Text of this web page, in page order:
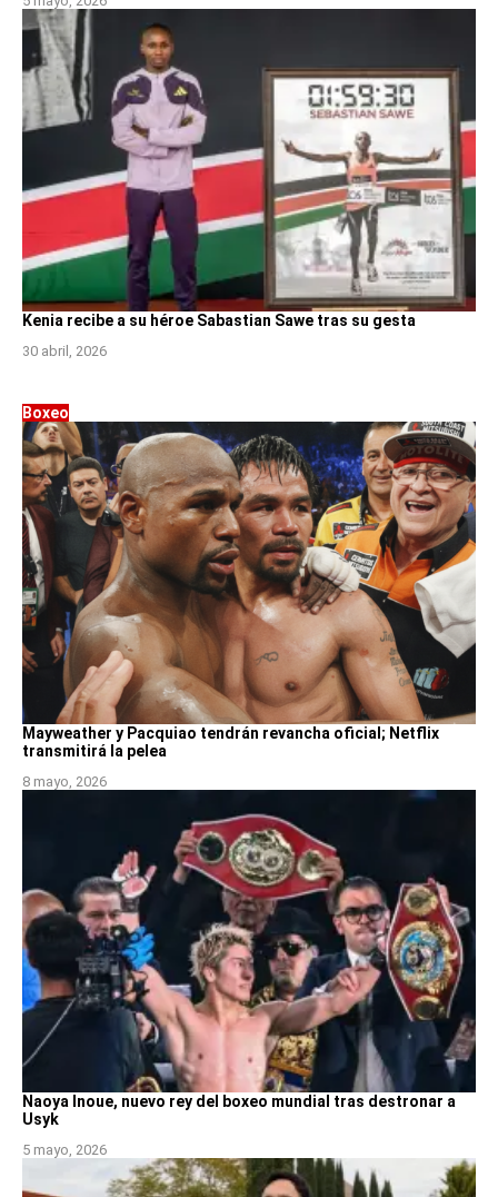
Kenia recibe a su héroe Sabastian Sawe tras su gesta
30 abril, 2026
Boxeo
Mayweather y Pacquiao tendrán revancha oficial; Netflix
transmitirá la pelea
8 mayo, 2026
Naoya Inoue, nuevo rey del boxeo mundial tras destronar a
Usyk
5 mayo, 2026